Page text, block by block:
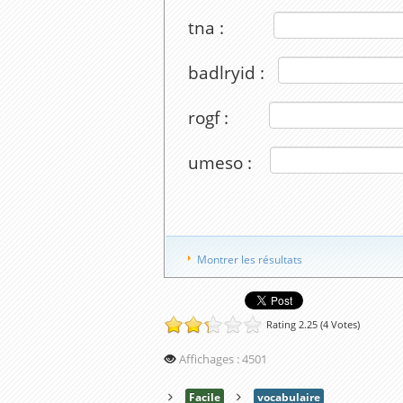
tna :
badlryid :
rogf :
umeso :
Montrer les résultats
Rating 2.25 (4 Votes)
Affichages : 4501
Facile vocabulaire